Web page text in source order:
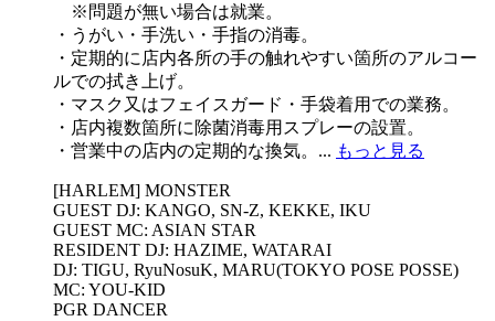
※問題が無い場合は就業。
・うがい・手洗い・手指の消毒。
・定期的に店内各所の手の触れやすい箇所のアルコー
ルでの拭き上げ。
・マスク又はフェイスガード・手袋着用での業務。
・店内複数箇所に除菌消毒用スプレーの設置。
・営業中の店内の定期的な換気。... もっと見る
[HARLEM] MONSTER
GUEST DJ: KANGO, SN-Z, KEKKE, IKU
GUEST MC: ASIAN STAR
RESIDENT DJ: HAZIME, WATARAI
DJ: TIGU, RyuNosuK, MARU(TOKYO POSE POSSE)
MC: YOU-KID
PGR DANCER